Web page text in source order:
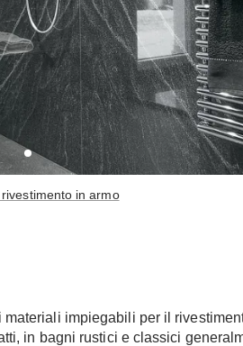
in armo
impiegabili per il
in bagni rustici e classici